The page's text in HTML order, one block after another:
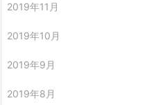
2019年11月
2019年10月
2019年9月
2019年8月